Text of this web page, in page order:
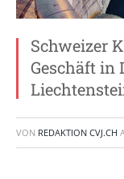
Schweizer
Geschäft in
VON REDAKTION CVJ.CH